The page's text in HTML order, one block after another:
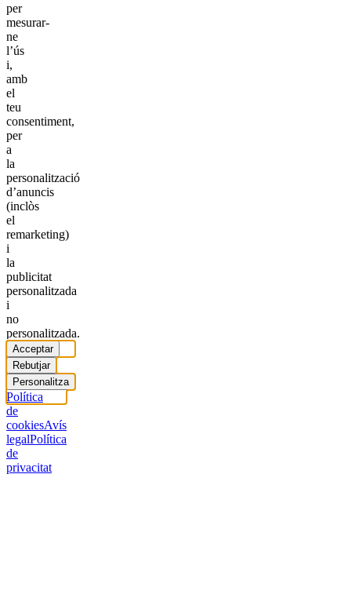
per
mesurar-
ne
l’ús
i,
amb
el
teu
consentiment,
per
a
la
personalització
d’anuncis
(inclòs
el
remarketing)
i
la
publicitat
personalitzada
i
no
personalitzada.
Acceptar
Rebutjar
Personalitza
Política
de
cookiesAvís
legalPolítica
de
privacitat